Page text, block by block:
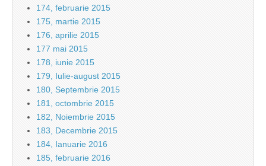
174, februarie 2015
175, martie 2015
176, aprilie 2015
177 mai 2015
178, iunie 2015
179, Iulie-august 2015
180, Septembrie 2015
181, octombrie 2015
182, Noiembrie 2015
183, Decembrie 2015
184, Ianuarie 2016
185, februarie 2016